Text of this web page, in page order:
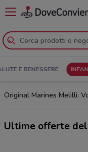
E BENESSERE
Original Marines Melilli:
Ultime offerte